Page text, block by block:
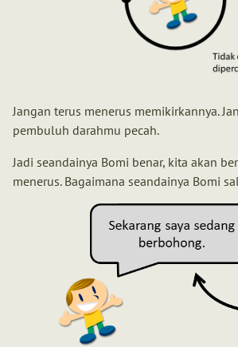
Jangan terus menerus memikirkannya.
pembuluh darahmu pecah.
Jadi seandainya Bomi benar, kita akan
menerus. Bagaimana seandainya Bomi